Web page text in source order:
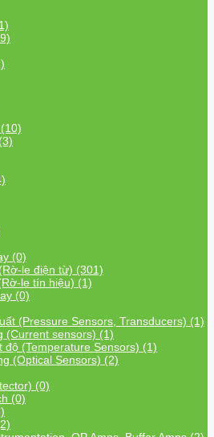
(0)
le điện từ) (301)
le tín hiệu) (1)
(0)
(Pressure Sensors, Transducers) (1)
(Current sensors) (1)
độ (Temperature Sensors) (1)
(Optical Sensors) (2)
(0)
(0)